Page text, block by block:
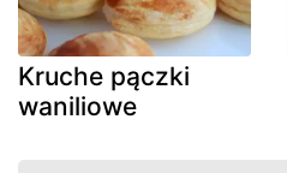
Kruche pączki
waniliowe